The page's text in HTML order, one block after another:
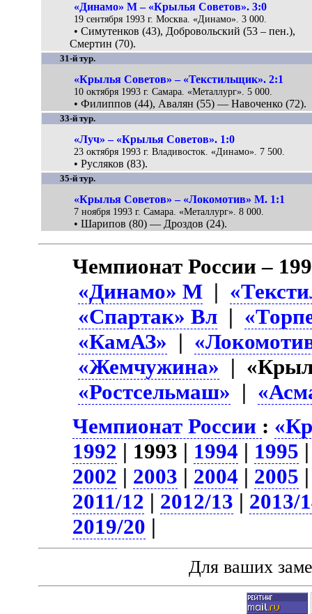
«Динамо» М – «Крылья Советов». 3:0
19 сентября 1993 г. Москва. «Динамо». 3 000.
• Симутенков (43), Добровольский (53 – пен.),
Смертин (70).
31-й тур.
«Крылья Советов» – «Текстильщик». 2:1
10 октября 1993 г. Самара. «Металлург». 5 000.
• Филиппов (44), Авалян (55) — Навоченко (72).
33-й тур.
«Луч» – «Крылья Советов». 1:0
23 октября 1993 г. Владивосток. «Динамо». 7 500.
• Русляков (83).
35-й тур.
«Крылья Советов» – «Локомотив» М. 1:1
7 ноября 1993 г. Самара. «Металлург». 8 000.
• Шарипов (80) — Дроздов (24).
Чемпионат России –
«Динамо» М |
«Спартак» Вл |
«КамАЗ» |
«Жемчужина» |
«Ростсельмаш» |
Чемпионат России :
1992 | 1993 | 1994 | 1995
2002 | 2003 | 2004 | 2005
2011/12 | 2012/13 | 2013/
2019/20 |
Для ваших